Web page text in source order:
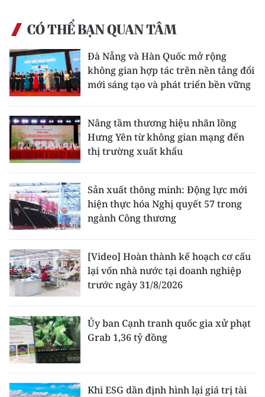
CÓ THỂ BẠN QUAN TÂM
Đà Nẵng và Hàn Quốc mở rộng
không gian hợp tác trên nền tảng đổi
mới sáng tạo và phát triển bền vững
Nâng tầm thương hiệu nhãn lồng
Hưng Yên từ không gian mạng đến
thị trường xuất khẩu
Sản xuất thông minh: Động lực mới
hiện thực hóa Nghị quyết 57 trong
ngành Công thương
[Video] Hoàn thành kế hoạch cơ cấu
lại vốn nhà nước tại doanh nghiệp
trước ngày 31/8/2026
Ủy ban Cạnh tranh quốc gia xử phạt
Grab 1,36 tỷ đồng
Khi ESG dần định hình lại giá trị tài